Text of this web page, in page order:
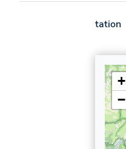
Présentation
+
−